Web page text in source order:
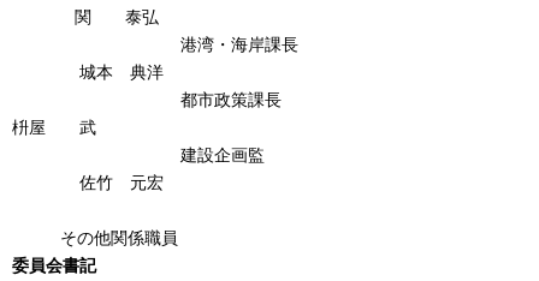
関 泰弘
港湾・海岸課長
城本 典洋
都市政策課長
枡屋 武
建設企画監
佐竹 元宏
その他関係職員
委員会書記